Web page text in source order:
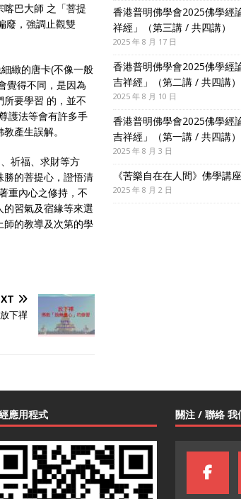
巴大師 之「菩提
廢，強調止觀雙
緻的唐卡(不像一般
覺得不同，是因為
要學習 的，並不
護法等會有許多手
產生誤解。
祈福、求財等方
勝的菩提心，證悟清
重內心之修持，不
習氣及宿緣等來選
師的教導及次第的學
放下禪
香港普明佛學會2025佛學經
祥經」（第三講 / 共四講）
2025 年 8 月 17 日
香港普明佛學會2025佛學經
吉祥經」（第二講 / 共四講）
2025 年 8 月 10 日
香港普明佛學會2025佛學經
吉祥經」（第一講 / 共四講）
2025 年 8 月 3 日
《苦樂自在在人間》佛學講座
2025 年 8 月 2 日
應用程式 關注 / 聯絡 我